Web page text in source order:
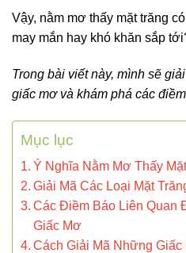
Vậy, nằm mơ thấy mặt trăng
may mắn hay khó khăn sắp
Trong bài viết này, mình sẽ
giấc mơ và khám phá các
Mục lục
Ý Nghĩa Nằm Mơ Thấy
Giải Mã Các Loại Mặt
Các Điềm Báo Liên Quan
Giấc Mơ
Cách Giải Mã Những